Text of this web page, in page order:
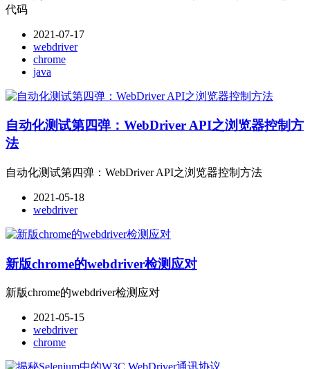
代码
2021-07-17
webdriver
chrome
java
自动化测试第四弹：WebDriver API之浏览器控制方
法
自动化测试第四弹：WebDriver API之浏览器控制方法
2021-05-18
webdriver
新版chrome的webdriver检测应对
新版chrome的webdriver检测应对
2021-05-15
webdriver
chrome